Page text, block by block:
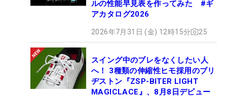
ルの性能早見表を作ってみた #ギ
アカタログ2026
2026年7月31日 (金) 12時15分 25
スイング中のブレをなくしたい人
へ！ 3種類の伸縮性ヒモ採用のブリ
ヂストン『ZSP-BITER LIGHT
MAGICLACE』、8月8日デビュー